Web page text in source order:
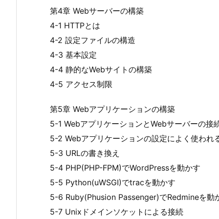
第4章 Webサーバーの構築
4-1 HTTPとは
4-2 設定ファイルの構造
4-3 基本設定
4-4 静的なWebサイトの構築
4-5 アクセス制限
第5章 Webアプリケーションの構築
5-1 WebアプリケーションとWebサーバーの接
5-2 Webアプリケーションの設定によく使われ
5-3 URLの書き換え
5-4 PHP(PHP-FPM)でWordPressを動かす
5-5 Python(uWSGI)でtracを動かす
5-6 Ruby(Phusion Passenger)でRedmineを動
5-7 Unixドメインソケットによる接続